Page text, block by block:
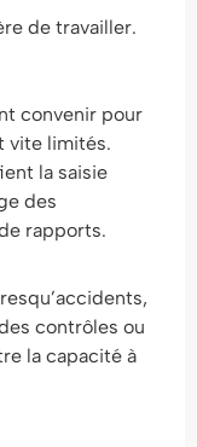
de travailler.
convenir pour
vite limités.
la saisie
des
rapports.
contrôles ou
la capacité à